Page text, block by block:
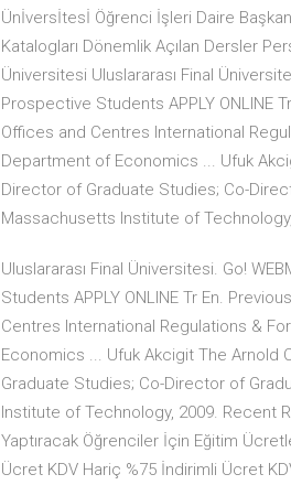
Ünİversİtesİ Öğrenci İşleri Daire
Katalogları Dönemlik Açılan Dersler
Üniversitesi Uluslararası Final
Prospective Students APPLY ONLINE
Offices and Centres International
Department of Economics ... Ufuk
Director of Graduate Studies; Co-
Massachusetts Institute of
Uluslararası Final Üniversitesi. Go!
Students APPLY ONLINE Tr En.
Centres International Regulations &
Economics ... Ufuk Akcigit The
Graduate Studies; Co-Director of
Institute of Technology, 2009. Recent
Yaptıracak Öğrenciler İçin Eğitim
Ücret KDV Hariç %75 İndirimli Ücret